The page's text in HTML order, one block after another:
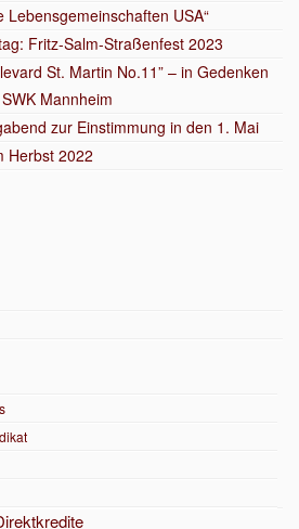
Lebensgemeinschaften USA“
Fritz-Salm-Straßenfest 2023
St. Martin No.11” – in Gedenken
Mannheim
zur Einstimmung in den 1. Mai
Herbst 2022